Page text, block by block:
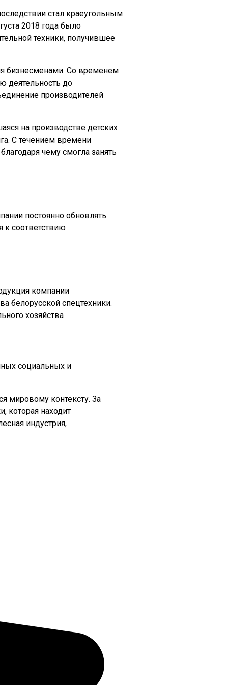
стал краеугольным
2018 года было
техники, получившее
бизнесменами. Со временем
деятельность до
производителей
на производстве детских
С течением времени
чему смогла занять
постоянно обновлять
к соответствию
компании
белорусской спецтехники.
социальных и
мировому контексту. За
которая находит
индустрия,